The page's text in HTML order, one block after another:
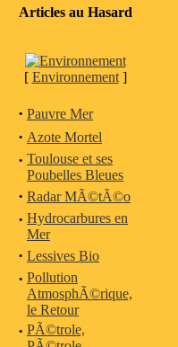
Articles au Hasard
[ Environnement]
· Pauvre Mer
· Azote Mortel
· Toulouse et ses
Poubelles Bleues
· Radar MÃ©tÃ©o
· Hydrocarbures en
Mer
· Lessives Bio
· Pollution
AtmosphÃ©rique,
le Retour
· PÃ©trole,